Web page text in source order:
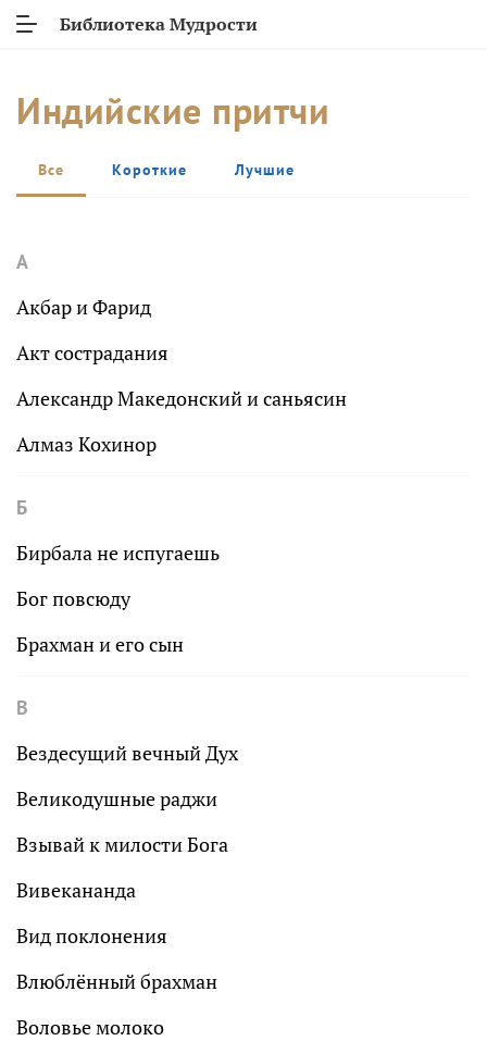
Библиотека Мудрости
Индийские притчи
Все Короткие Лучшие
А
Акбар и Фарид
Акт сострадания
Александр Македонский и саньясин
Алмаз Кохинор
Б
Бирбала не испугаешь
Бог повсюду
Брахман и его сын
В
Вездесущий вечный Дух
Великодушные раджи
Взывай к милости Бога
Вивекананда
Вид поклонения
Влюблённый брахман
Воловье молоко